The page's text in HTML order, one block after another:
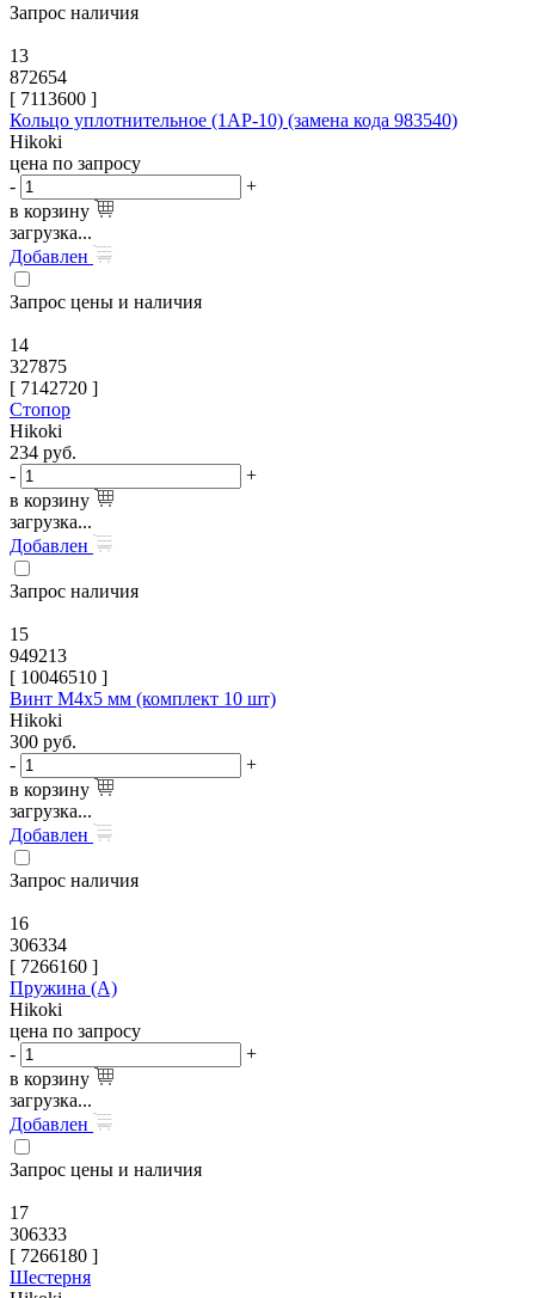
Запрос наличия
13
872654
[ 7113600 ]
Кольцо уплотнительное (1AP-10) (замена кода 983540)
Hikoki
цена по запросу
-
+
в корзину
загрузка...
Добавлен
Запрос цены и наличия
14
327875
[ 7142720 ]
Стопор
Hikoki
234 руб.
-
+
в корзину
загрузка...
Добавлен
Запрос наличия
15
949213
[ 10046510 ]
Винт M4х5 мм (комплект 10 шт)
Hikoki
300 руб.
-
+
в корзину
загрузка...
Добавлен
Запрос наличия
16
306334
[ 7266160 ]
Пружина (A)
Hikoki
цена по запросу
-
+
в корзину
загрузка...
Добавлен
Запрос цены и наличия
17
306333
[ 7266180 ]
Шестерня